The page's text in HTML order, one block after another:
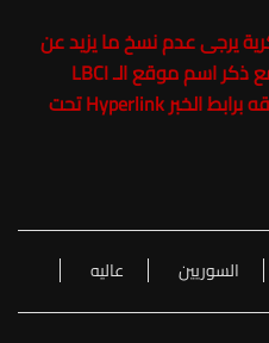
يرجى عدم نسخ ما يزيد عن
20 في المئة من مضمون الخبر مع ذكر اسم موقع الـ LBCI
Lebanon News الالكتروني وارفاقه برابط الخبر Hyperlink تحت
السوريين عاليه